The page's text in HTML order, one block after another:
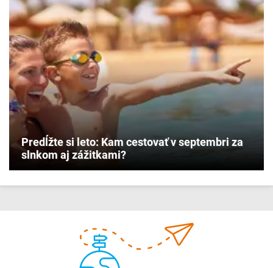
Predĺžte si leto: Kam cestovať v septembri za
slnkom aj zážitkami?